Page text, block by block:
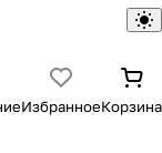
ИзбранноеКорзина